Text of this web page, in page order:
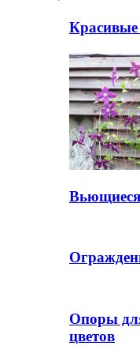
Красивые
Вьющиеся
Опоры
цветов